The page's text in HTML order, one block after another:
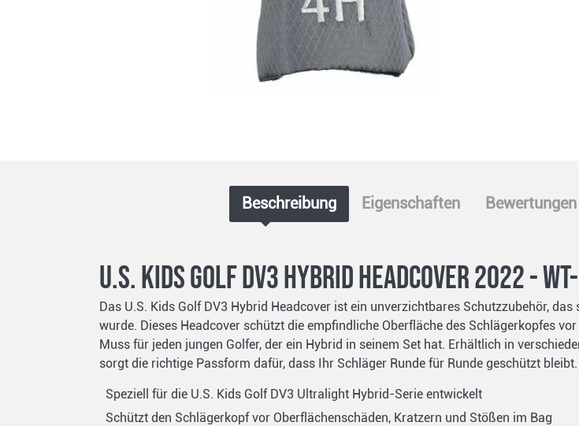
Beschreibung Eigenschaften Bewertungen
U.S. Kids Golf DV3 Hybrid Headcover 2022 -
Das U.S. Kids Golf DV3 Hybrid Headcover ist ein unverzichtbares Schutzzubehör,
wurde. Dieses Headcover schützt die empfindliche Oberfläche des Schlägerkopfes
Muss für jeden jungen Golfer, der ein Hybrid in seinem Set hat. Erhältlich in
sorgt die richtige Passform dafür, dass Ihr Schläger Runde für Runde geschützt bleibt.
Speziell für die U.S. Kids Golf DV3 Ultralight Hybrid-Serie entwickelt
Schützt den Schlägerkopf vor Oberflächenschäden, Kratzern und Stößen im Bag